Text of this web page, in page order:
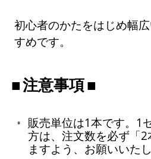
初心者のかたをはじめ幅
すめです。
注意事項
販売単位は1本です。1
方は、注文数を必ず「2
ますよう、お願いいたし